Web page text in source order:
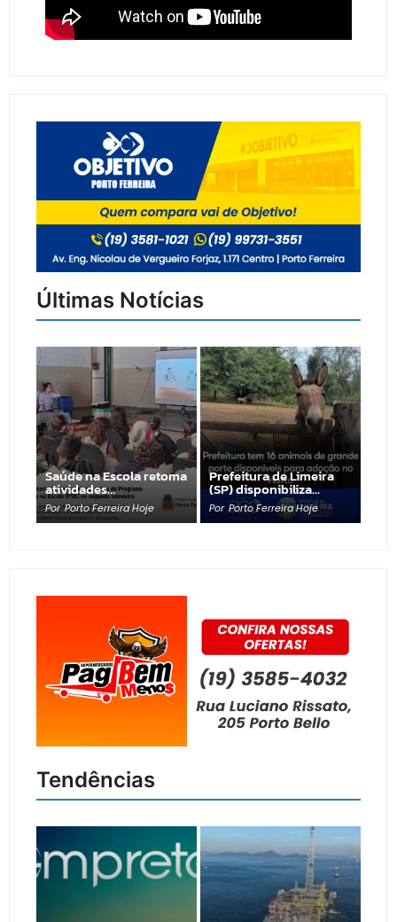
Últimas Notícias
Saúde na Escola retoma
atividades…
Por Porto Ferreira Hoje
Prefeitura de Limeira
(SP) disponibiliza…
Por Porto Ferreira Hoje
Tendências